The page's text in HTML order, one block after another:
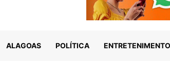
ALAGOAS POLÍTICA ENTRETENIMENTO